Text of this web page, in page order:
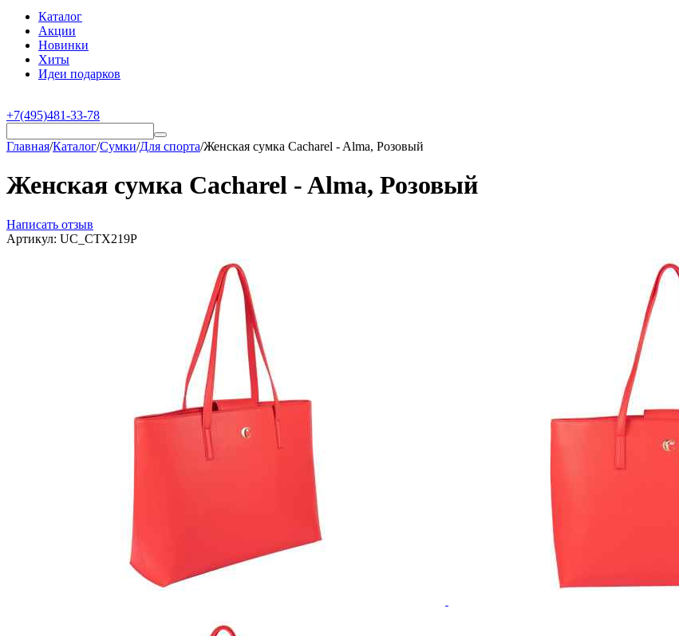
Каталог
Акции
Новинки
Хиты
Идеи подарков
+7(495)481-33-78
Главная/Каталог/Сумки/Для спорта/Женская сумка Cacharel - Alma, Розовый
Женская сумка Cacharel - Alma, Розовый
Написать отзыв
Артикул: UC_CTX219P